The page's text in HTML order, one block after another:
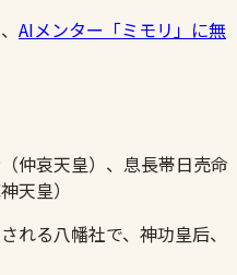
AIメンター「ミモリ」に無
仲哀天皇）、息長帯日売命
天皇）
れる八幡社で、神功皇后、